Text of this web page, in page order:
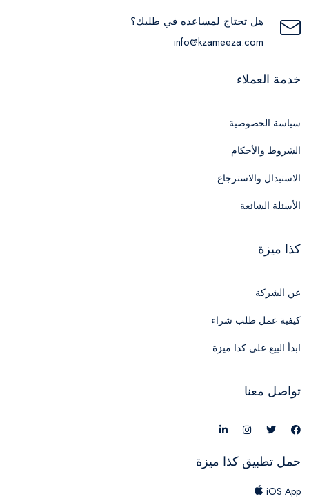
هل تحتاج لمساعده في طلبك؟
info@kzameeza.com
خدمة العملاء
سياسة الخصوصية
الشروط والأحكام
الاستبدال والاسترجاع
الأسئلة الشائعة
كذا ميزة
عن الشركة
كيفية عمل طلب شراء
ابدأ البيع علي كذا ميزة
تواصل معنا
حمل تطبيق كذا ميزة
iOS App